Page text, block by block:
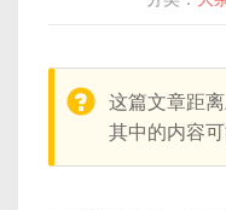
warning:
这篇文章距
其中的内容可